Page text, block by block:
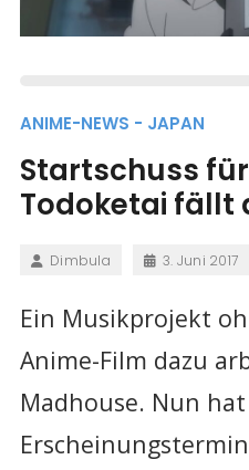
ANIME-NEWS - JAPAN
Startschuss
Todoketai fällt
Dimbula 3. Juni 2017
Ein Musikprojekt
Anime-Film dazu
Madhouse. Nun